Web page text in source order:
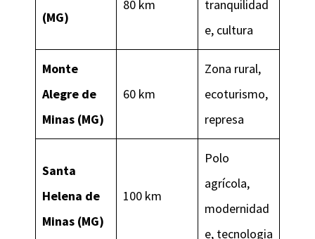
(MG)
80 km
tranquilidad
e, cultura
Monte
Alegre de
Minas (MG)
60 km
Zona rural,
ecoturismo,
represa
Santa
Helena de
Minas (MG)
100 km
Polo
agrícola,
modernidad
e, tecnologia